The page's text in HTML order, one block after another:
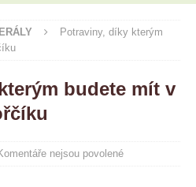
Potraviny, díky kterým
budete mít v
nejsou povolené